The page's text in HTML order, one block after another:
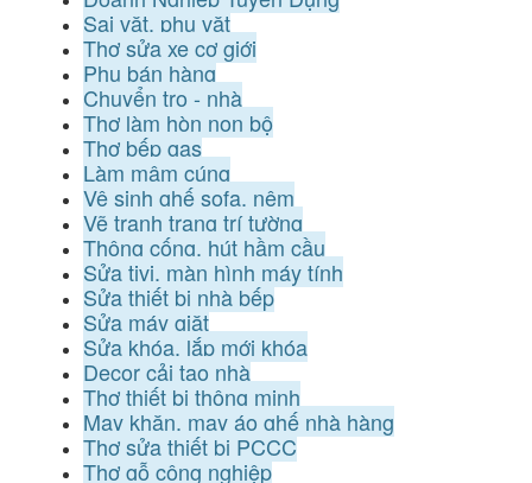
Sai vặt, phụ vặt
Thợ sửa xe cơ giới
Phụ bán hàng
Chuyển trọ - nhà
Thợ làm hòn non bộ
Thợ bếp gas
Làm mâm cúng
Vệ sinh ghế sofa, nệm
Vẽ tranh trang trí tường
Thông cống, hút hầm cầu
Sửa tivi, màn hình máy tính
Sửa thiết bị nhà bếp
Sửa máy giặt
Sửa khóa, lắp mới khóa
Decor cải tạo nhà
Thợ thiết bị thông minh
May khăn, may áo ghế nhà hàng
Thợ sửa thiết bị PCCC
Thợ gỗ công nghiệp